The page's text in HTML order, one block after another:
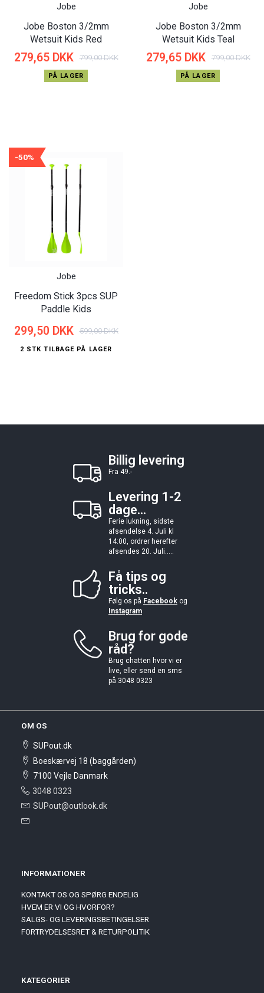
Jobe
Jobe Boston 3/2mm
Wetsuit Kids Red
279,65 DKK 799,00 DKK
PÅ LAGER
Jobe
Jobe Boston 3/2mm
Wetsuit Kids Teal
279,65 DKK 799,00 DKK
PÅ LAGER
-50%
Jobe
Freedom Stick 3pcs SUP
Paddle Kids
299,50 DKK 599,00 DKK
2 STK TILBAGE PÅ LAGER
Billig levering
Fra 49.-
Levering 1-2
dage...
Ferie lukning, sidste
afsendelse 4. Juli kl
14:00, ordrer herefter
afsendes 20. Juli.....
Få tips og
tricks..
Følg os på Facebook og
Instagram
Brug for gode
råd?
Brug chatten hvor vi er
live, eller send en sms
på 3048 0323
OM OS
SUPout.dk
Boeskærvej 18 (baggården)
7100 Vejle Danmark
3048 0323
SUPout@outlook.dk
INFORMATIONER
KONTAKT OS OG SPØRG ENDELIG
HVEM ER VI OG HVORFOR?
SALGS- OG LEVERINGSBETINGELSER
FORTRYDELSESRET & RETURPOLITIK
KATEGORIER